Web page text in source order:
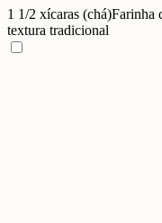
1 1/2 xícaras (chá)Farinha
textura tradicional